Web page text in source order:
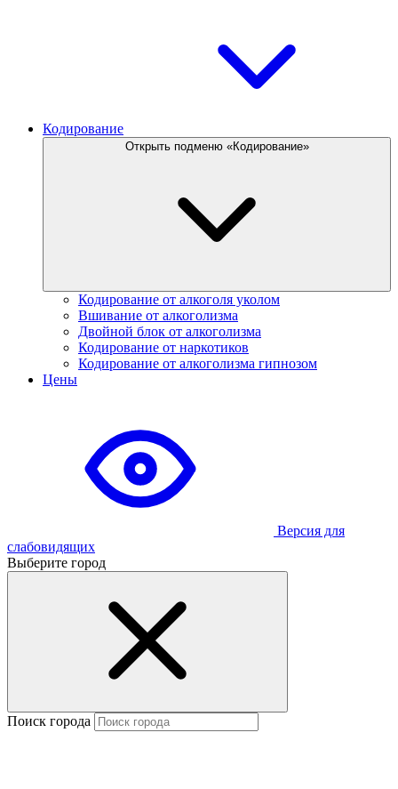
Кодирование
Открыть подменю «Кодирование»
Кодирование от алкоголя уколом
Вшивание от алкоголизма
Двойной блок от алкоголизма
Кодирование от наркотиков
Кодирование от алкоголизма гипнозом
Цены
Версия для
слабовидящих
Выберите город
Поиск города